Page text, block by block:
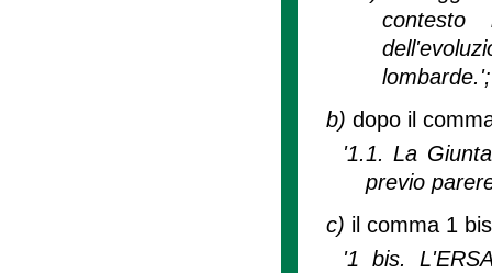
contesto
lombarde.';
b) dopo il
'1.1. La
previo
c) il comma 1
'1 bis.